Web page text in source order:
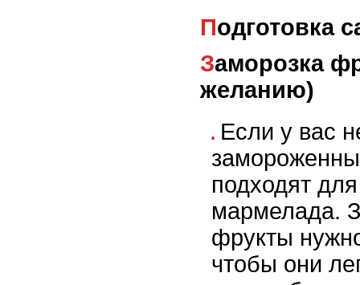
Подготовка
Заморозка фруктов (по
желанию)
Если у вас
подходят
мармелада.
фрукты
чтобы они